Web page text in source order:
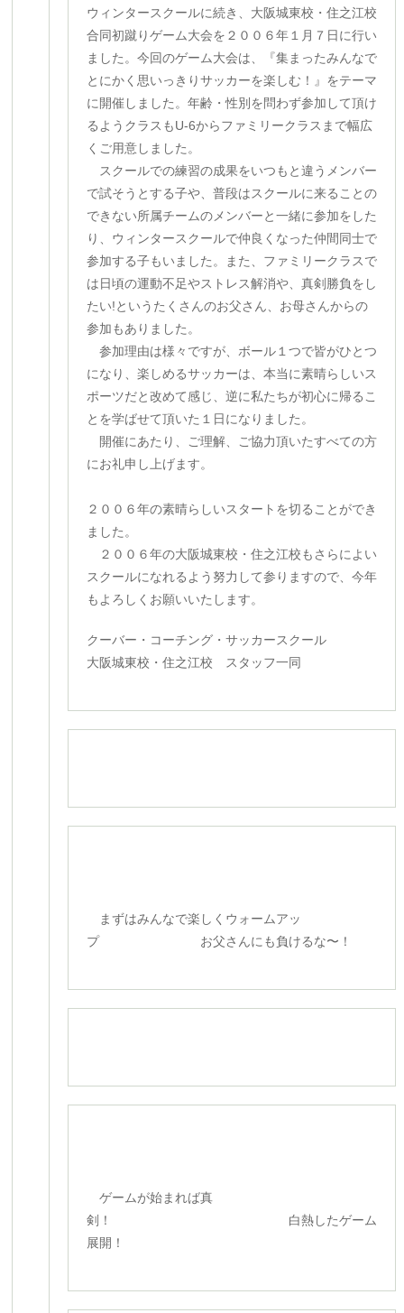
ウィンタースクールに続き、大阪城東校・住之江校
合同初蹴りゲーム大会を２００６年１月７日に行い
ました。今回のゲーム大会は、『集まったみんなで
とにかく思いっきりサッカーを楽しむ！』をテーマ
に開催しました。年齢・性別を問わず参加して頂け
るようクラスもU-6からファミリークラスまで幅広
くご用意しました。
スクールでの練習の成果をいつもと違うメンバー
で試そうとする子や、普段はスクールに来ることの
できない所属チームのメンバーと一緒に参加をした
り、ウィンタースクールで仲良くなった仲間同士で
参加する子もいました。また、ファミリークラスで
は日頃の運動不足やストレス解消や、真剣勝負をし
たい!というたくさんのお父さん、お母さんからの
参加もありました。
参加理由は様々ですが、ボール１つで皆がひとつ
になり、楽しめるサッカーは、本当に素晴らしいス
ポーツだと改めて感じ、逆に私たちが初心に帰るこ
とを学ばせて頂いた１日になりました。
開催にあたり、ご理解、ご協力頂いたすべての方
にお礼申し上げます。
２００６年の素晴らしいスタートを切ることができ
ました。
２００６年の大阪城東校・住之江校もさらによい
スクールになれるよう努力して参りますので、今年
もよろしくお願いいたします。
クーバー・コーチング・サッカースクール
大阪城東校・住之江校 スタッフ一同
まずはみんなで楽しくウォームアッ
プ お父さんにも負けるな〜！
ゲームが始まれば真
剣！ 白熱したゲーム
展開！